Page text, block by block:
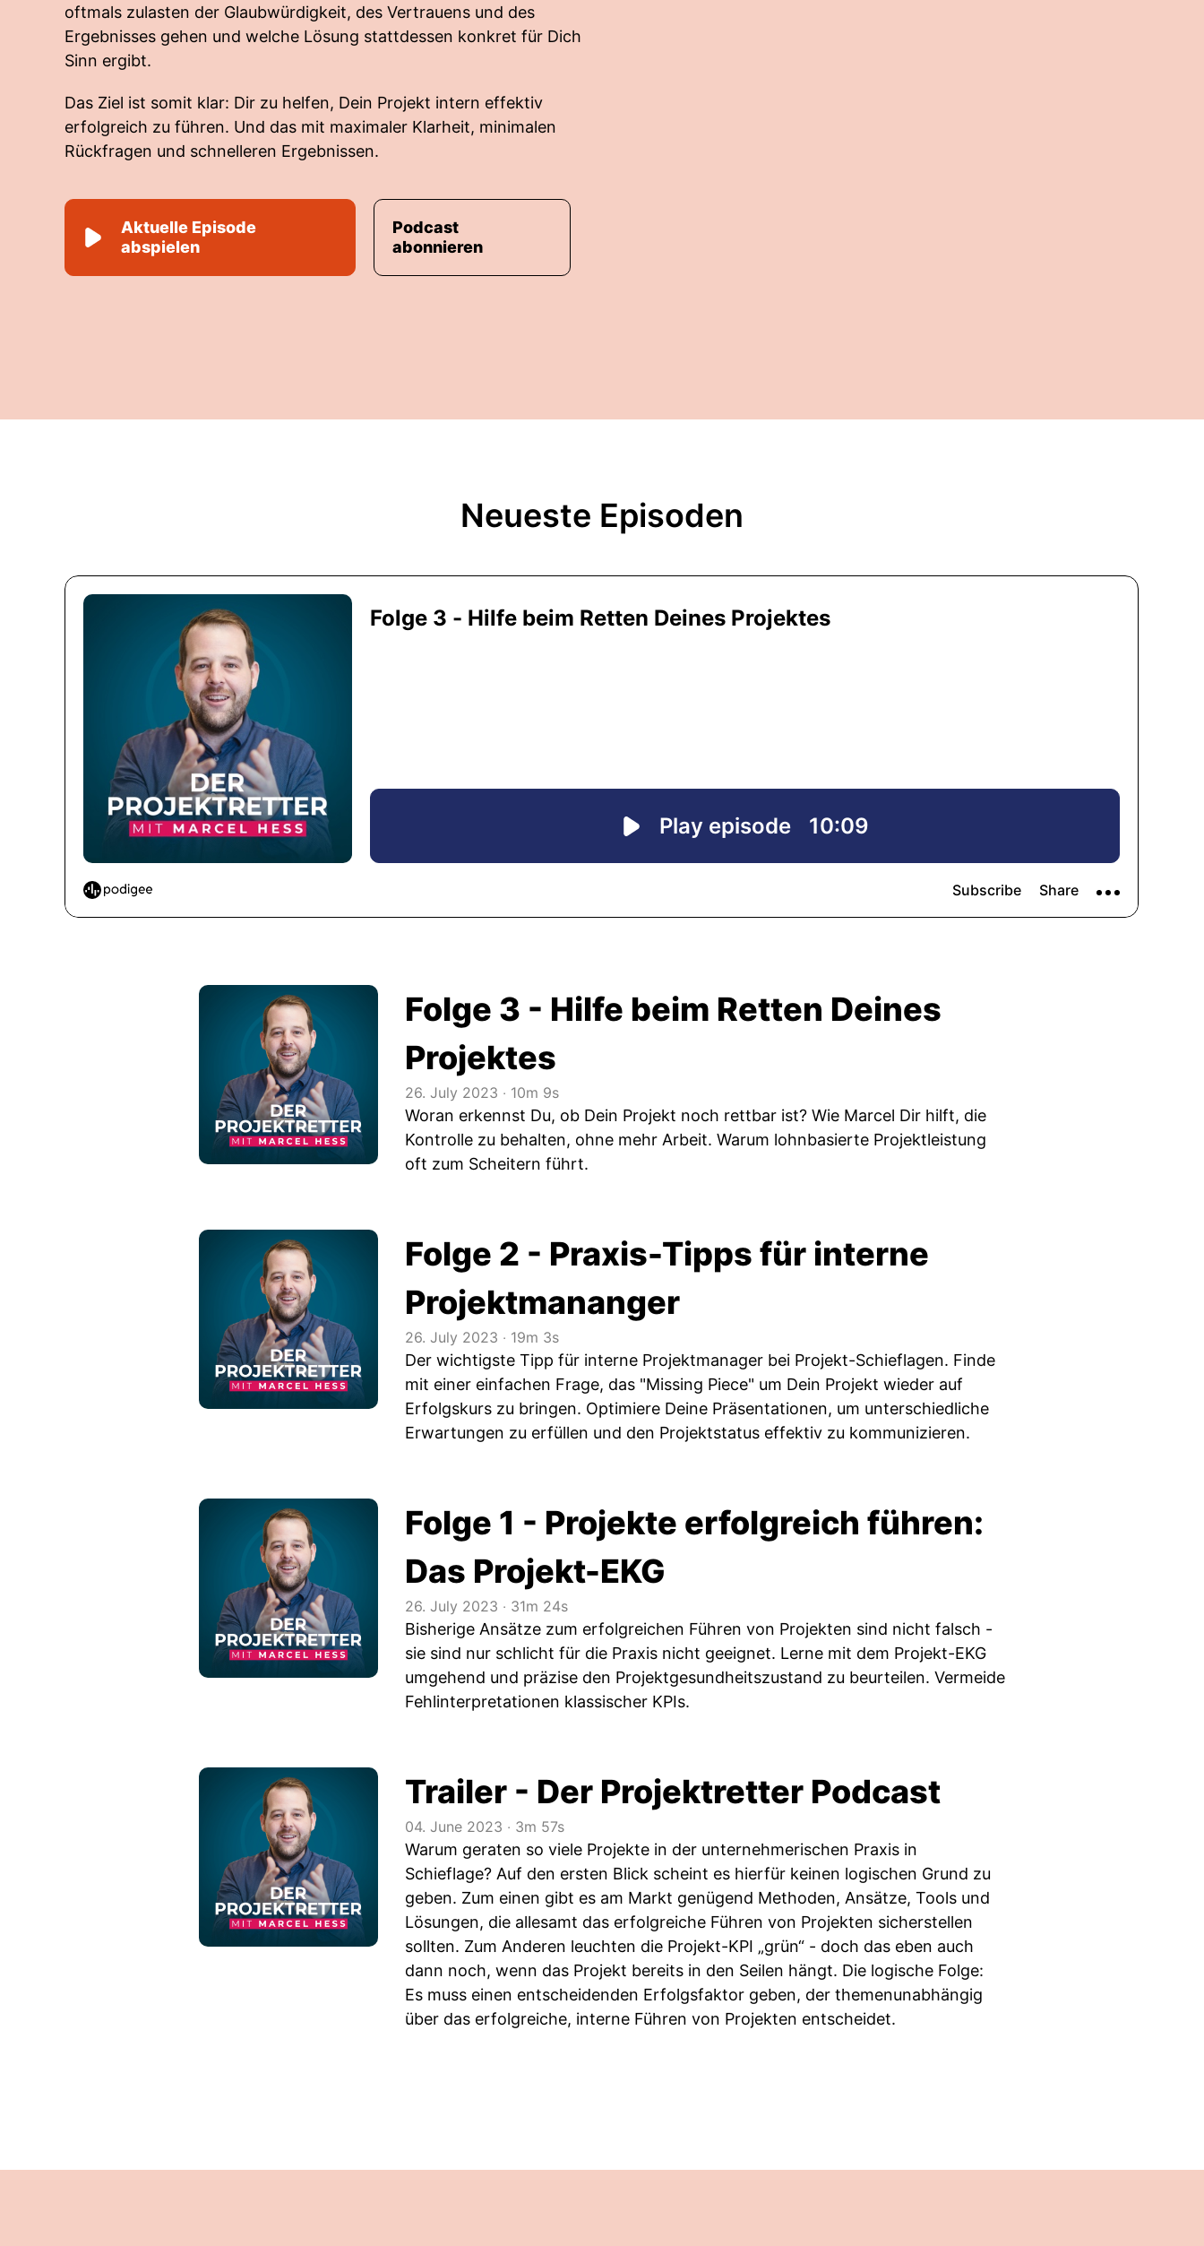
oftmals zulasten der Glaubwürdigkeit, des Vertrauens und des
Ergebnisses gehen und welche Lösung stattdessen konkret für Dich
Sinn ergibt.
Das Ziel ist somit klar: Dir zu helfen, Dein Projekt intern effektiv
erfolgreich zu führen. Und das mit maximaler Klarheit, minimalen
Rückfragen und schnelleren Ergebnissen.
Aktuelle Episode
abspielen
Podcast
abonnieren
Neueste Episoden
Folge 3 - Hilfe beim Retten Deines
Projektes
26. July 2023 ‧ 10m 9s
Woran erkennst Du, ob Dein Projekt noch rettbar ist? Wie Marcel Dir hilft, die
Kontrolle zu behalten, ohne mehr Arbeit. Warum lohnbasierte Projektleistung
oft zum Scheitern führt.
Folge 2 - Praxis-Tipps für interne
Projektmananger
26. July 2023 ‧ 19m 3s
Der wichtigste Tipp für interne Projektmanager bei Projekt-Schieflagen. Finde
mit einer einfachen Frage, das "Missing Piece" um Dein Projekt wieder auf
Erfolgskurs zu bringen. Optimiere Deine Präsentationen, um unterschiedliche
Erwartungen zu erfüllen und den Projektstatus effektiv zu kommunizieren.
Folge 1 - Projekte erfolgreich führen:
Das Projekt-EKG
26. July 2023 ‧ 31m 24s
Bisherige Ansätze zum erfolgreichen Führen von Projekten sind nicht falsch -
sie sind nur schlicht für die Praxis nicht geeignet. Lerne mit dem Projekt-EKG
umgehend und präzise den Projektgesundheitszustand zu beurteilen. Vermeide
Fehlinterpretationen klassischer KPIs.
Trailer - Der Projektretter Podcast
04. June 2023 ‧ 3m 57s
Warum geraten so viele Projekte in der unternehmerischen Praxis in
Schieflage? Auf den ersten Blick scheint es hierfür keinen logischen Grund zu
geben. Zum einen gibt es am Markt genügend Methoden, Ansätze, Tools und
Lösungen, die allesamt das erfolgreiche Führen von Projekten sicherstellen
sollten. Zum Anderen leuchten die Projekt-KPI „grün“ - doch das eben auch
dann noch, wenn das Projekt bereits in den Seilen hängt. Die logische Folge:
Es muss einen entscheidenden Erfolgsfaktor geben, der themenunabhängig
über das erfolgreiche, interne Führen von Projekten entscheidet.